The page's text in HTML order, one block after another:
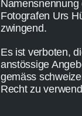
Namensnennung
Fotografen Urs
zwingend.
Es ist verboten,
anstössige
gemäss
Recht zu